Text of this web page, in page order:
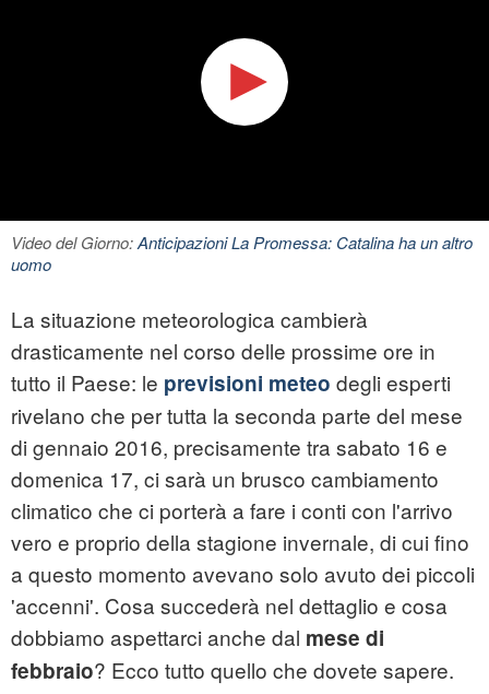
Video del Giorno:Anticipazioni La Promessa: Catalina ha un altro
uomo
La situazione meteorologica cambierà
drasticamente nel corso delle prossime ore in
tutto il Paese: le previsioni meteo degli esperti
rivelano che per tutta la seconda parte del mese
di gennaio 2016, precisamente tra sabato 16 e
domenica 17, ci sarà un brusco cambiamento
climatico che ci porterà a fare i conti con l'arrivo
vero e proprio della stagione invernale, di cui fino
a questo momento avevano solo avuto dei piccoli
'accenni'. Cosa succederà nel dettaglio e cosa
dobbiamo aspettarci anche dal mese di
febbraio? Ecco tutto quello che dovete sapere.